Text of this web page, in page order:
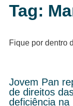
Tag:
Fique por dentro
Jovem Pan
de direitos
deficiência na